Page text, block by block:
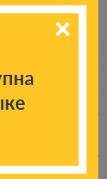
понимать
обсуждать
в лоб: «Что
так отвечают